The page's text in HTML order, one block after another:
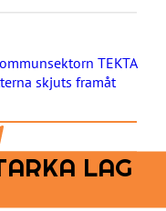
TEKTA
skjuts framåt
LAG